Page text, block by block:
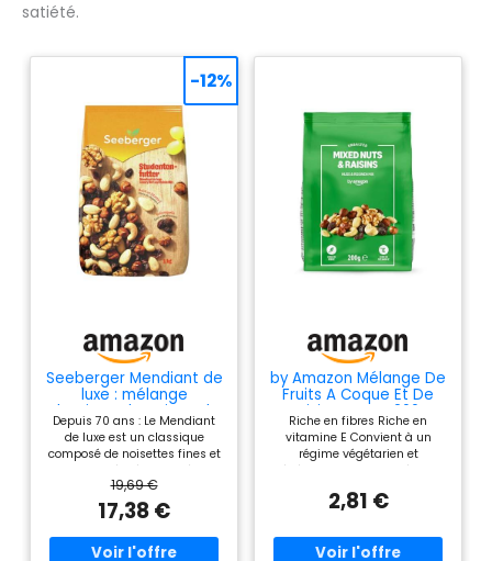
satiété.
Seeberger Mendiant de
luxe : mélange
classique de noix et de
fruits secs composé de
noisettes décortiquées,
amandes, noix et noix
de cajou, raisins secs -
riche en vitamine E,
vegan (1 x 1 kg).
Depuis 70 ans : Le Mendiant
de luxe est un classique
composé de noisettes fines et
de baies séchées qui séduit
depuis 1949 par sa qualité et
son goût, grâce la recette
unique de Seeberger. Un
mélange classique : il se
compose de raisins secs noirs,
19,69 €
17,38 €
-12%
by Amazon Mélange De
Fruits A Coque Et De
Raisins Secs - 200g
Riche en fibres Riche en
vitamine E Convient à un
régime végétarien et
végétalien. Conditionné sous
2,81 €